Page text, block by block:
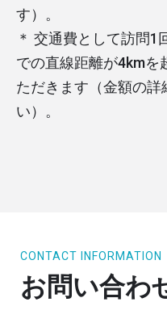
す）。
＊ 交通費として訪問1
での直線距離が4kmを
ただきます（金額の詳
い）。
CONTACT INFORMATION
お問い合わ